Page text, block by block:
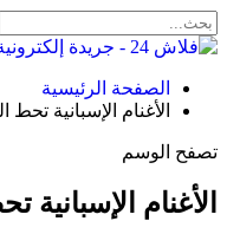
الصفحة الرئيسية
الأغنام الإسبانية تحط
تصفح الوسم
الأغنام الإسبانية